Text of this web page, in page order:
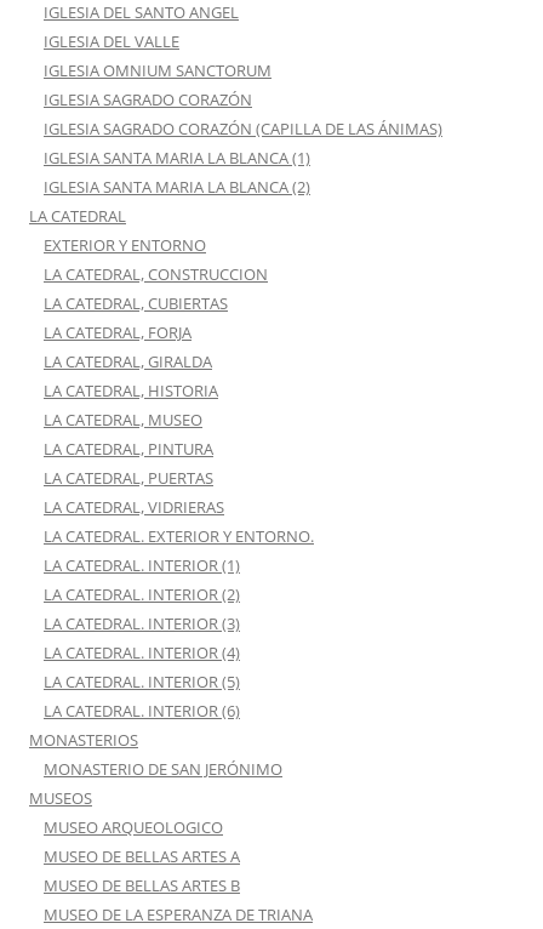
IGLESIA DEL SANTO ANGEL
IGLESIA DEL VALLE
IGLESIA OMNIUM SANCTORUM
IGLESIA SAGRADO CORAZÓN
IGLESIA SAGRADO CORAZÓN (CAPILLA DE LAS ÁNIMAS)
IGLESIA SANTA MARIA LA BLANCA (1)
IGLESIA SANTA MARIA LA BLANCA (2)
LA CATEDRAL
EXTERIOR Y ENTORNO
LA CATEDRAL, CONSTRUCCION
LA CATEDRAL, CUBIERTAS
LA CATEDRAL, FORJA
LA CATEDRAL, GIRALDA
LA CATEDRAL, HISTORIA
LA CATEDRAL, MUSEO
LA CATEDRAL, PINTURA
LA CATEDRAL, PUERTAS
LA CATEDRAL, VIDRIERAS
LA CATEDRAL. EXTERIOR Y ENTORNO.
LA CATEDRAL. INTERIOR (1)
LA CATEDRAL. INTERIOR (2)
LA CATEDRAL. INTERIOR (3)
LA CATEDRAL. INTERIOR (4)
LA CATEDRAL. INTERIOR (5)
LA CATEDRAL. INTERIOR (6)
MONASTERIOS
MONASTERIO DE SAN JERÓNIMO
MUSEOS
MUSEO ARQUEOLOGICO
MUSEO DE BELLAS ARTES A
MUSEO DE BELLAS ARTES B
MUSEO DE LA ESPERANZA DE TRIANA